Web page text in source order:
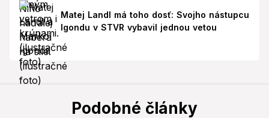
Matej Landl má toho dosť: Svojho nástupcu
Igondu v STVR vybavil jednou vetou
Podobné články